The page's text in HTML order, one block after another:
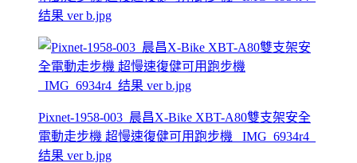
结果 ver b.jpg
Pixnet-1958-003_晨昌X-Bike XBT-A80雙支架安全
電動走步機 超慢速復健可用跑步機 _IMG_6934r4_
结果 ver b.jpg